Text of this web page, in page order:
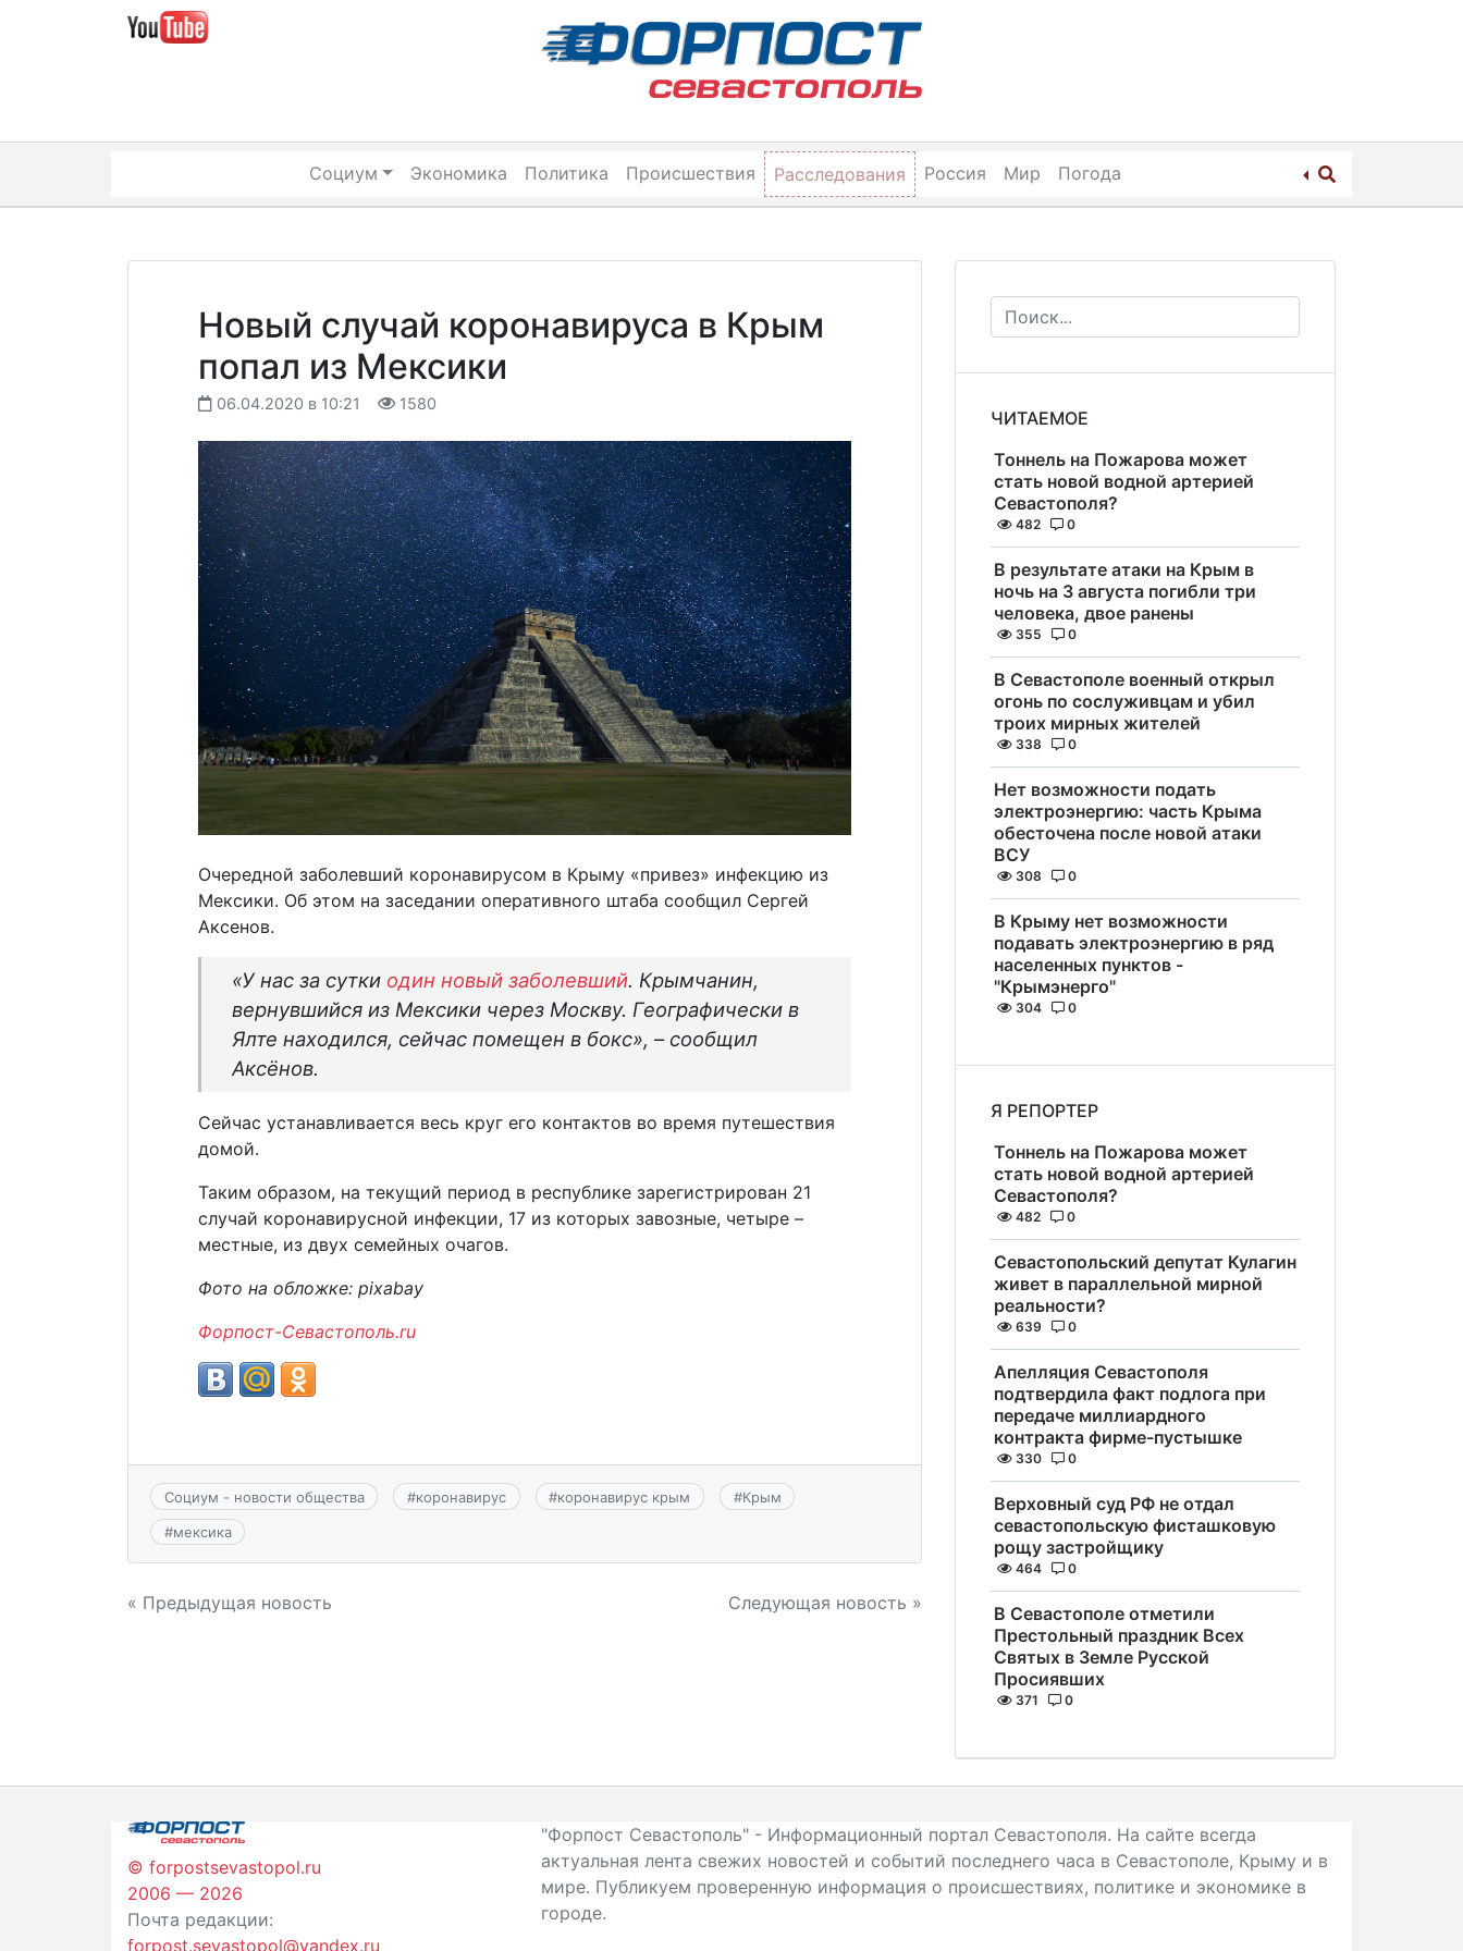
Социум Экономика Политика Происшествия Расследования Россия Мир Погода
Новый случай коронавируса в Крым
попал из Мексики
06.04.2020 в 10:21 1580
Очередной заболевший коронавирусом в Крыму «привез» инфекцию из
Мексики. Об этом на заседании оперативного штаба сообщил Сергей
Аксенов.
«У нас за сутки один новый заболевший. Крымчанин,
вернувшийся из Мексики через Москву. Географически в
Ялте находился, сейчас помещен в бокс», – сообщил
Аксёнов.
Сейчас устанавливается весь круг его контактов во время путешествия
домой.
Таким образом, на текущий период в республике зарегистрирован 21
случай коронавирусной инфекции, 17 из которых завозные, четыре –
местные, из двух семейных очагов.
Фото на обложке: pixabay
Форпост-Севастополь.ru
Социум - новости общества #коронавирус #коронавирус крым #Крым
#мексика
Навигация
« Предыдущая новость Следующая новость »
ЧИТАЕМОЕ
Тоннель на Пожарова может
стать новой водной артерией
Севастополя?
482 0
В результате атаки на Крым в
ночь на 3 августа погибли три
человека, двое ранены
355 0
В Севастополе военный открыл
огонь по сослуживцам и убил
троих мирных жителей
338 0
Нет возможности подать
электроэнергию: часть Крыма
обесточена после новой атаки
ВСУ
308 0
В Крыму нет возможности
подавать электроэнергию в ряд
населенных пунктов -
"Крымэнерго"
304 0
Я РЕПОРТЕР
Тоннель на Пожарова может
стать новой водной артерией
Севастополя?
482 0
Севастопольский депутат Кулагин
живет в параллельной мирной
реальности?
639 0
Апелляция Севастополя
подтвердила факт подлога при
передаче миллиардного
контракта фирме-пустышке
330 0
Верховный суд РФ не отдал
севастопольскую фисташковую
рощу застройщику
464 0
В Севастополе отметили
Престольный праздник Всех
Святых в Земле Русской
Просиявших
371 0
© forpostsevastopol.ru
2006 — 2026
Почта редакции:
forpost.sevastopol@yandex.ru
"Форпост Севастополь" - Информационный портал Севастополя. На сайте всегда
актуальная лента свежих новостей и событий последнего часа в Севастополе, Крыму и в
мире. Публикуем проверенную информация о происшествиях, политике и экономике в
городе.